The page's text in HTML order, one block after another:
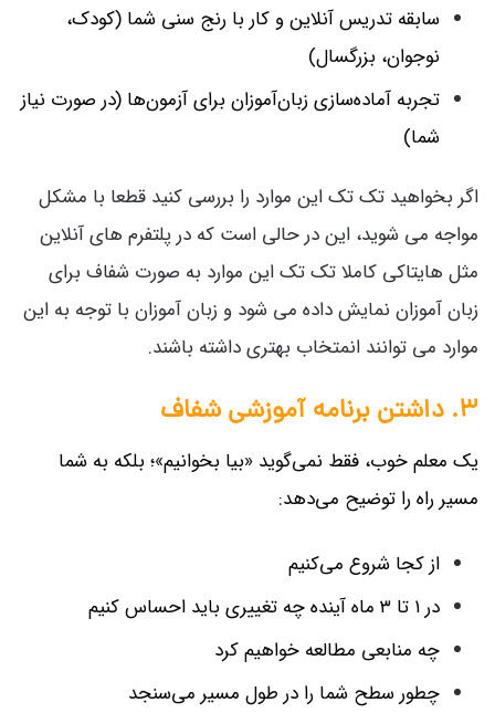
سابقه تدریس آنلاین و کار با رنج سنی شما (کودک،
نوجوان، بزرگسال)
تجربه آماده‌سازی زبان‌آموزان برای آزمون‌ها (در صورت نیاز
شما)
اگر بخواهید تک تک این موارد را بررسی کنید قطعا با مشکل
مواجه می شوید، این در حالی است که در پلتفرم های آنلاین
مثل هایتاکی کاملا تک تک این موارد به صورت شفاف برای
زبان آموزان نمایش داده می شود و زبان آموزان با توجه به این
موارد می توانند انمتخاب بهتری داشته باشند.
۳. داشتن برنامه آموزشی شفاف
یک معلم خوب، فقط نمی‌گوید «بیا بخوانیم»؛ بلکه به شما
مسیر راه را توضیح می‌دهد:
از کجا شروع می‌کنیم
در ۱ تا ۳ ماه آینده چه تغییری باید احساس کنیم
چه منابعی مطالعه خواهیم کرد
چطور سطح شما را در طول مسیر می‌سنجد